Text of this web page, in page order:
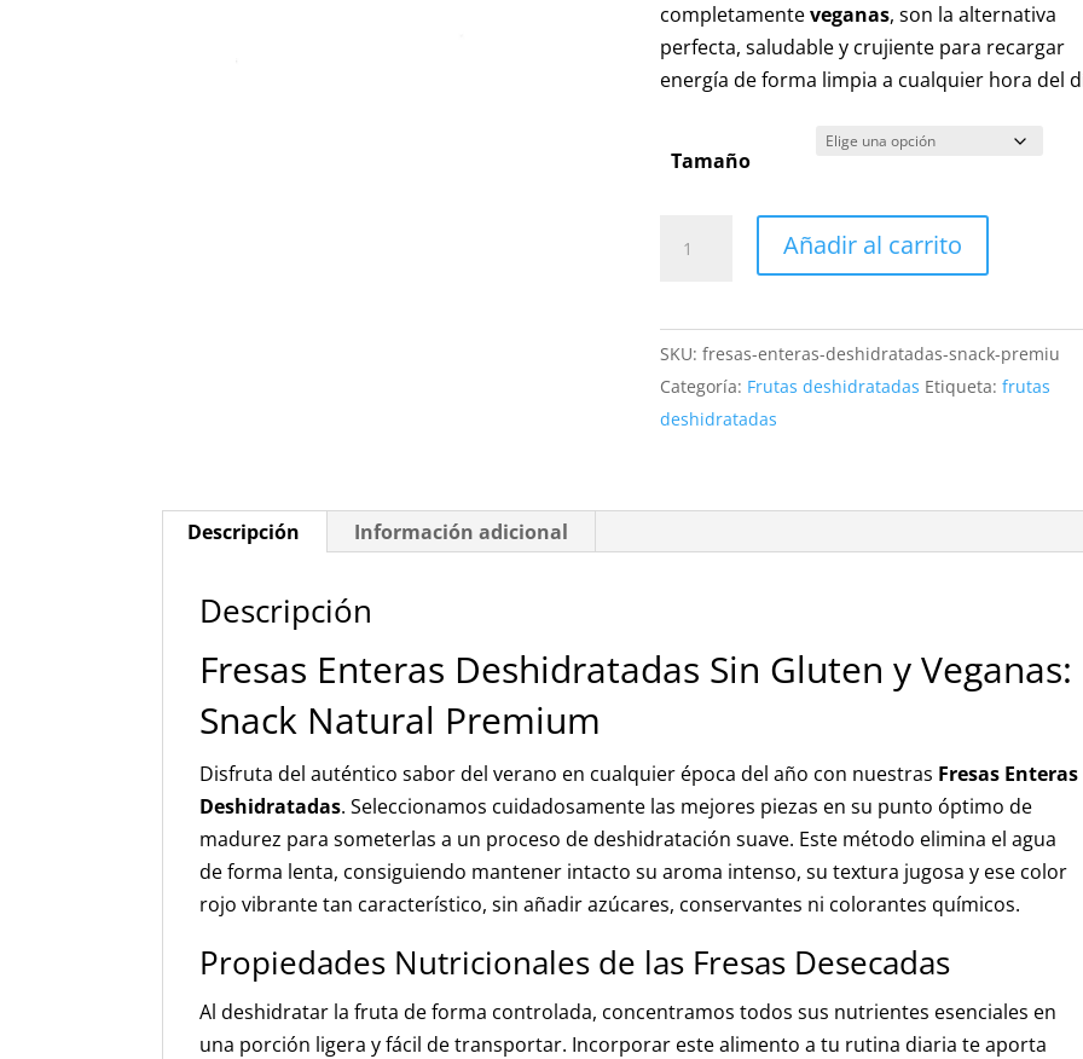
completamenteveganas, son la alternativa
perfecta, saludable y crujiente para recargar
energía de forma limpia a cualquier hora del
Tamaño
Enteras
Sin
Gluten
y
Veganas
Añadir al carrito
SKU:fresas-enteras-deshidratadas-snack-premiu
Categoría: Frutas deshidratadas Etiqueta:frutas
deshidratadas
Descripción Información adicional
Descripción
Fresas Enteras Deshidratadas Sin Gluten y Veganas:
Snack Natural Premium
Disfruta del auténtico sabor del verano en cualquier época del año con nuestras Fresas Enteras
Deshidratadas. Seleccionamos cuidadosamente las mejores piezas en su punto óptimo de
madurez para someterlas a un proceso de deshidratación suave. Este método elimina el agua
de forma lenta, consiguiendo mantener intacto su aroma intenso, su textura jugosa y ese color
rojo vibrante tan característico, sin añadir azúcares, conservantes ni colorantes químicos.
Propiedades Nutricionales de las Fresas Desecadas
Al deshidratar la fruta de forma controlada, concentramos todos sus nutrientes esenciales en
una porción ligera y fácil de transportar. Incorporar este alimento a tu rutina diaria te aporta